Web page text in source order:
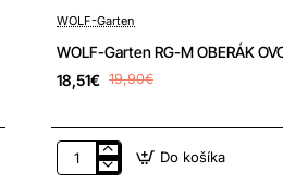
-7%
WOLF-Garten
WOLF-Garten RG-M OBERÁK
18,51€ 19,90€
WOLF-
Do košíka